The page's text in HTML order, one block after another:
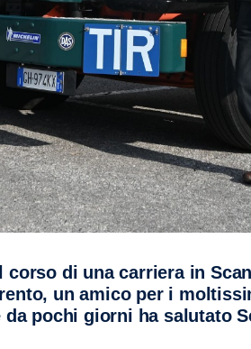
corso di una carriera in
un amico per i
da pochi giorni ha salutato